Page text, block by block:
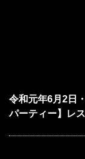
令和元年6月2日
パーティー】レ